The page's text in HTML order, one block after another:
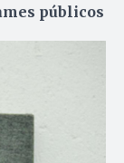
públicos